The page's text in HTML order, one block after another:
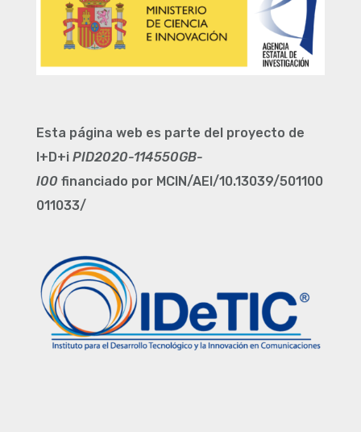
Esta página web es parte del proyecto de
I+D+i PID2020-114550GB-
I00 financiado por MCIN/AEI/10.13039/501100
011033/